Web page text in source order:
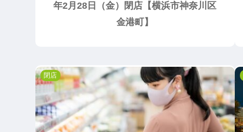
年2月28日（金）閉店【横浜市神奈川区
金港町】
閉店